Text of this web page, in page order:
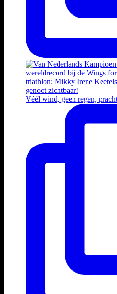
Véél wind, geen regen,